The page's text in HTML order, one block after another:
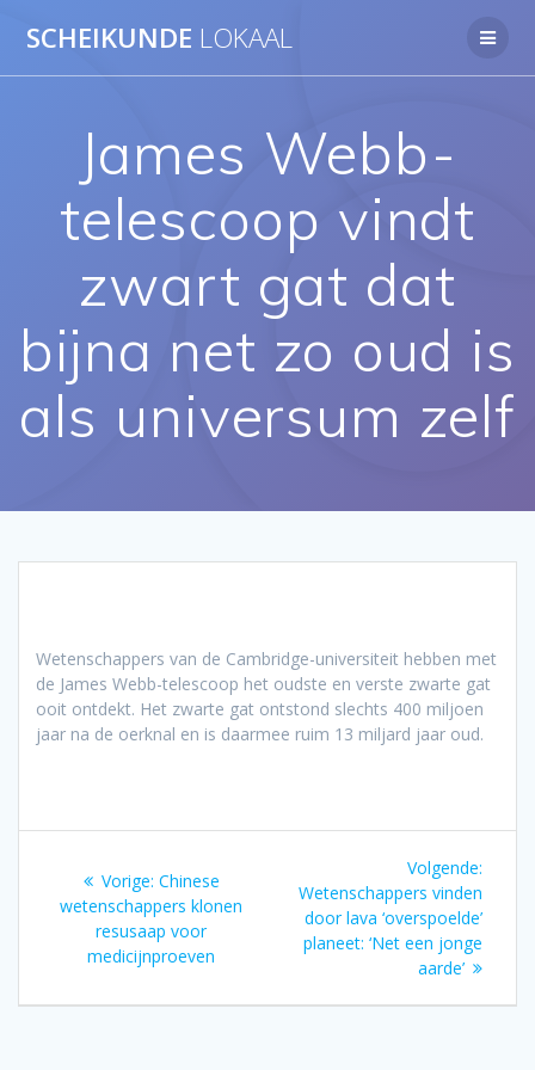
naar
SCHEIKUNDE LOKAAL
James Webb-
telescoop vindt
zwart gat dat
bijna net zo oud is
als universum zelf
Wetenschappers van de Cambridge-universiteit hebben met
de James Webb-telescoop het oudste en verste zwarte gat
ooit ontdekt. Het zwarte gat ontstond slechts 400 miljoen
jaar na de oerknal en is daarmee ruim 13 miljard jaar oud.
navigatie
Vorige: Vorig
bericht:
Chinese
wetenschappers klonen
resusaap voor
medicijnproeven
Volgende:
Wetenschappers vinden
door lava ‘overspoelde’
planeet: ‘Net een jonge
aarde’